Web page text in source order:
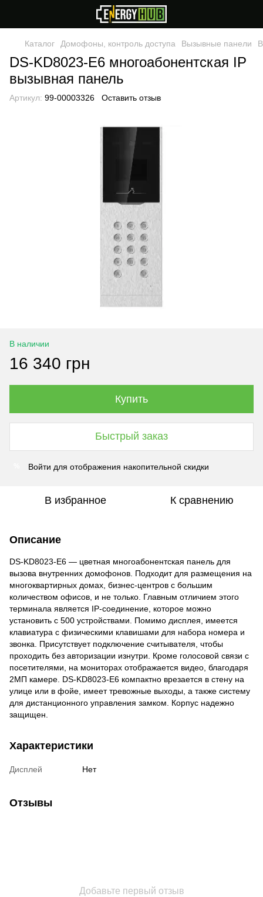
Каталог Домофоны, контроль доступа Вызывные панели
DS-KD8023-E6 многоабонентская IP
вызывная панель
Артикул: 99-00003326 Оставить отзыв
В наличии
16 340 грн
Купить
Быстрый заказ
Войти для отображения накопительной скидки
В избранное К сравнению
Описание
DS-KD8023-E6 — цветная многоабонентская панель для
вызова внутренних домофонов. Подходит для размещения на
многоквартирных домах, бизнес-центров с большим
количеством офисов, и не только. Главным отличием этого
терминала является IP-соединение, которое можно
установить с 500 устройствами. Помимо дисплея, имеется
клавиатура с физическими клавишами для набора номера и
звонка. Присутствует подключение считывателя, чтобы
проходить без авторизации изнутри. Кроме голосовой связи с
посетителями, на мониторах отображается видео, благодаря
2МП камере. DS-KD8023-E6 компактно врезается в стену на
улице или в фойе, имеет тревожные выходы, а также систему
для дистанционного управления замком. Корпус надежно
защищен.
Характеристики
Дисплей Нет
Отзывы
Добавьте первый отзыв